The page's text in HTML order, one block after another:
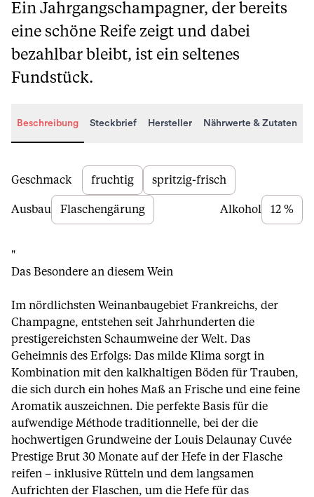
Ein Jahrgangschampagner, der bereits
eine schöne Reife zeigt und dabei
bezahlbar bleibt, ist ein seltenes
Fundstück.
Beschreibung Steckbrief Hersteller Nährwerte & Zutaten
Beschreibung
Geschmack fruchtig spritzig-frisch
Ausbau Flaschengärung Alkohol 12 %
"
Das Besondere an diesem Wein
Im nördlichsten Weinanbaugebiet Frankreichs, der
Champagne, entstehen seit Jahrhunderten die
prestigereichsten Schaumweine der Welt. Das
Geheimnis des Erfolgs: Das milde Klima sorgt in
Kombination mit den kalkhaltigen Böden für Trauben,
die sich durch ein hohes Maß an Frische und eine feine
Aromatik auszeichnen. Die perfekte Basis für die
aufwendige Méthode traditionnelle, bei der die
hochwertigen Grundweine der Louis Delaunay Cuvée
Prestige Brut 30 Monate auf der Hefe in der Flasche
reifen – inklusive Rütteln und dem langsamen
Aufrichten der Flaschen, um die Hefe für das